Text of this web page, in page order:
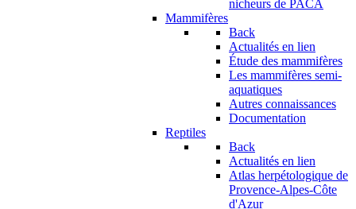
nicheurs de PACA
Mammifères
Back
Actualités en lien
Étude des mammifères
Les mammifères semi-
aquatiques
Autres connaissances
Documentation
Reptiles
Back
Actualités en lien
Atlas herpétologique de
Provence-Alpes-Côte
d'Azur